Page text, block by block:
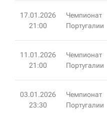
17.01.2026
21:00
Чемпионат
Португалии
11.01.2026
21:00
Чемпионат
Португалии
03.01.2026
23:30
Чемпионат
Португалии